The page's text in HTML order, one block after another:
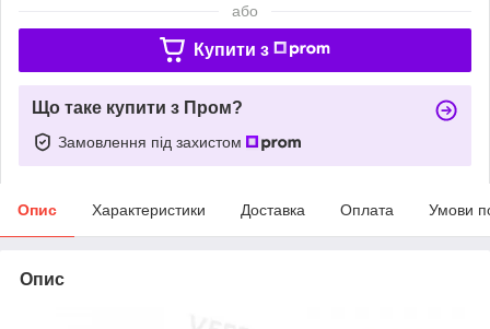
або
Купити з
Що таке купити з Пром?
Замовлення під захистом
Опис Характеристики Доставка Оплата Умови
Опис